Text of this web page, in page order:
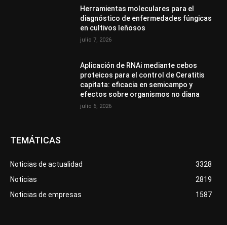
Herramientas moleculares para el
diagnóstico de enfermedades fúngicas
en cultivos leñosos
julio 7, 2026
Aplicación de RNAi mediante cebos
proteicos para el control de Ceratitis
capitata: eficacia en semicampo y
efectos sobre organismos no diana
julio 6, 2026
TEMÁTICAS
Noticias de actualidad
3328
Noticias
2819
Noticias de empresas
1587